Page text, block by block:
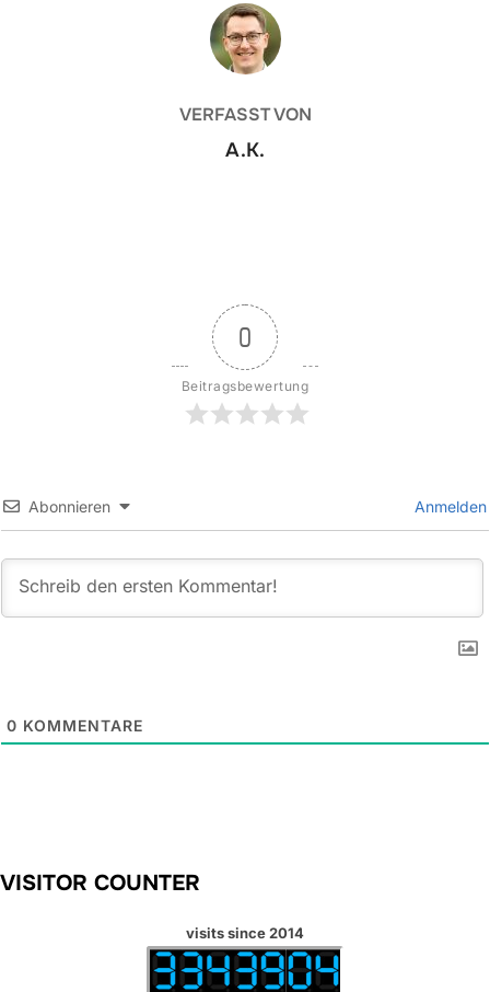
BEITRAGSAUTOR
VERFASST VON
A.K.
0
Beitragsbewertung
Abonnieren Anmelden
0 KOMMENTARE
VISITOR COUNTER
visits since 2014